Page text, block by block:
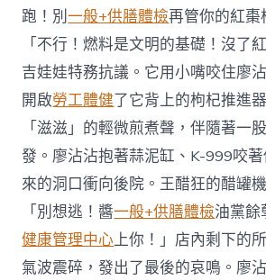
跑！別一般+供膳體檢再管你的紅棗
「不行！燃料是文明的基礎！沒了
吉娃娃特務抗議。它用小嘴咬住廖
開啟勞工體健了它背上的枸杞推進
「滋滋」的輕微煎煮聲，伴隨著一
發。廖沾沾抱著蒜泥缸、K-999咬
來的洞口衝向後院。王醋狂的醋罐
「別想逃！醬一般+供膳體檢油黨餘
健康管理中心上你！」店內剩下的
氣波震碎，發出了最後的哀鳴。廖